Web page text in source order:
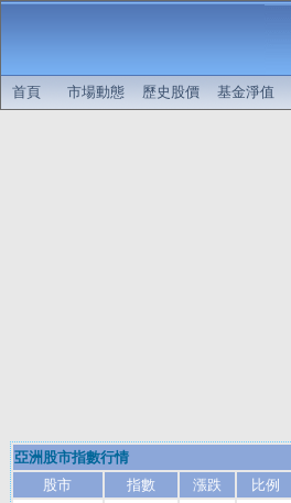
首頁 市場動態 歷史股價 基金淨值
亞洲股市指數行情
股市
指數 漲跌 比例